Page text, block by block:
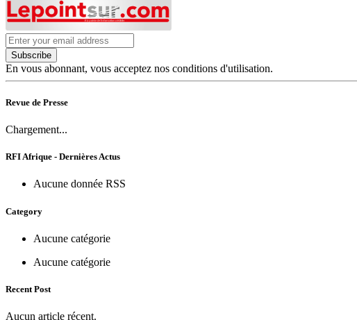
Subscribe
En vous abonnant, vous acceptez nos conditions d'utilisation.
Revue de Presse
Chargement...
RFI Afrique - Dernières Actus
Aucune donnée RSS
Category
Aucune catégorie
Aucune catégorie
Recent Post
Aucun article récent.